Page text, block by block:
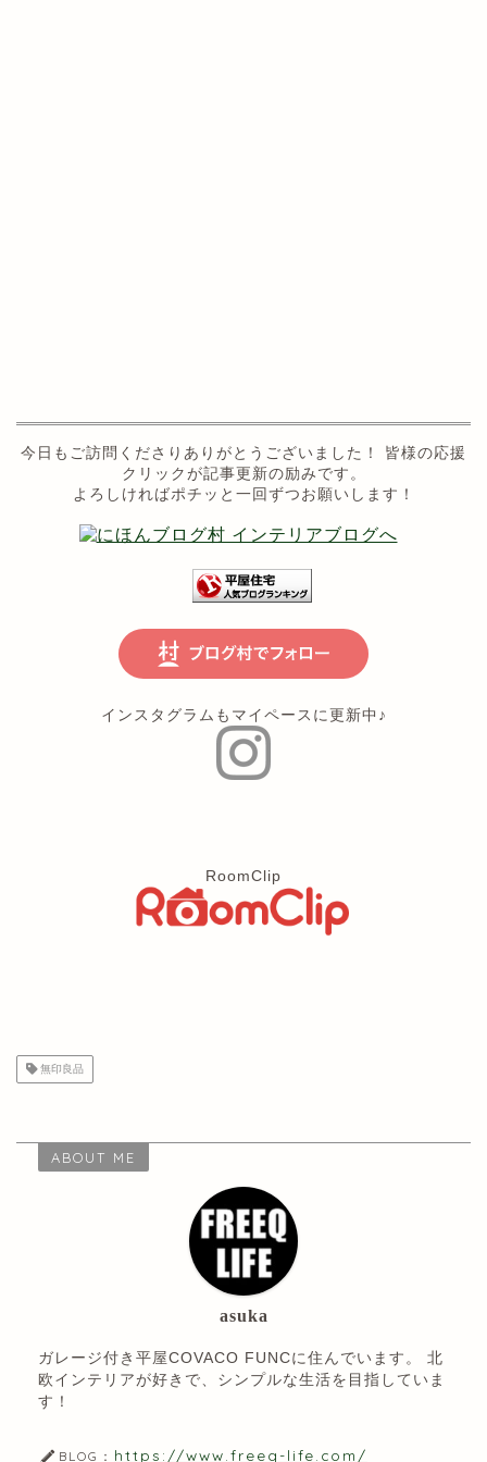
今日もご訪問くださりありがとうございました！ 皆様の応援
クリックが記事更新の励みです。
よろしければポチッと一回ずつお願いします！
インスタグラムもマイペースに更新中♪
RoomClip
無印良品
ABOUT ME
asuka
ガレージ付き平屋COVACO FUNCに住んでいます。 北
欧インテリアが好きで、シンプルな生活を目指していま
す！
BLOG： https://www.freeq-life.com/